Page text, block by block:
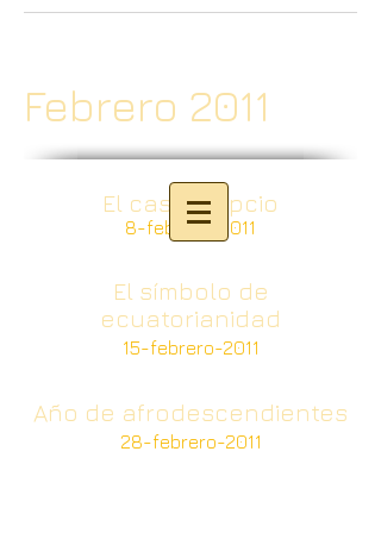
Febrero 2011
El caso egipcio
8-febrero-2011
El símbolo de
ecuatorianidad
15-febrero-2011
Año de afrodescendientes
28-febrero-2011